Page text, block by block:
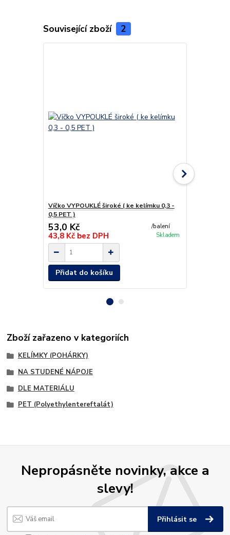
Související zboží 2
Víčko VYPOUKLÉ široké ( ke kelímku 0,3 -
0,5 PET )
53,0 Kč /balení
43,8 Kč bez DPH Skladem
Přidat do košíku
Zboží zařazeno v kategoriích
KELÍMKY (POHÁRKY)
NA STUDENÉ NÁPOJE
DLE MATERIÁLU
PET (Polyethylentereftalát)
Nepropásněte novinky, akce a
slevy!
Přihlásit se